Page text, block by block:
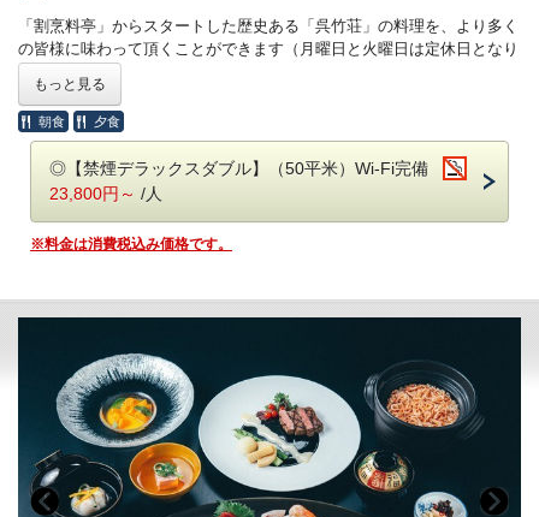
「割烹料亭」からスタートした歴史ある「呉竹荘」の料理を、より多く
の皆様に味わって頂くことができます（月曜日と火曜日は定休日となり
呉竹荘本館4階の【八葉亭】にて個室でお食事ができます。
※飲み物代は別途料金が発生いたします。当日スタッフにお問い合わせ
くださいませ。
【お品書き例】※メニューは季節や仕入れ状況により変わります。
前菜：如月の肴
吸物：蟹惨岨 炙り帆立 姫青梗菜 柚子
温物：海老芋饅頭 そぼろ鋳込み 銀餡
強肴：三ケ日牛巻き 山椒餡掛け
食事：浅蜊の炊き込み御飯 麦味噌（あおさ）
デザート：パティスリー謹製
★★重要なお知らせ★★
もっと見る
朝食 夕食
◎【禁煙デラックスダブル】（50平米）Wi-Fi完備
23,800円～ /人
※料金は消費税込み価格です。